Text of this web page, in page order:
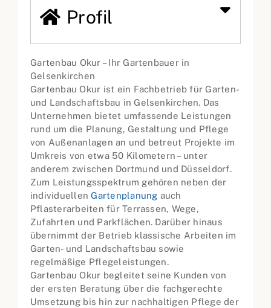
Profil
Gartenbau Okur – Ihr Gartenbauer in
Gelsenkirchen
Gartenbau Okur ist ein Fachbetrieb für Garten-
und Landschaftsbau in Gelsenkirchen. Das
Unternehmen bietet umfassende Leistungen
rund um die Planung, Gestaltung und Pflege
von Außenanlagen an und betreut Projekte im
Umkreis von etwa 50 Kilometern – unter
anderem zwischen Dortmund und Düsseldorf.
Zum Leistungsspektrum gehören neben der
individuellenGartenplanung auch
Pflasterarbeiten für Terrassen, Wege,
Zufahrten und Parkflächen. Darüber hinaus
übernimmt der Betrieb klassische Arbeiten im
Garten- und Landschaftsbau sowie
regelmäßige Pflegeleistungen.
Gartenbau Okur begleitet seine Kunden von
der ersten Beratung über die fachgerechte
Umsetzung bis hin zur nachhaltigen Pflege der